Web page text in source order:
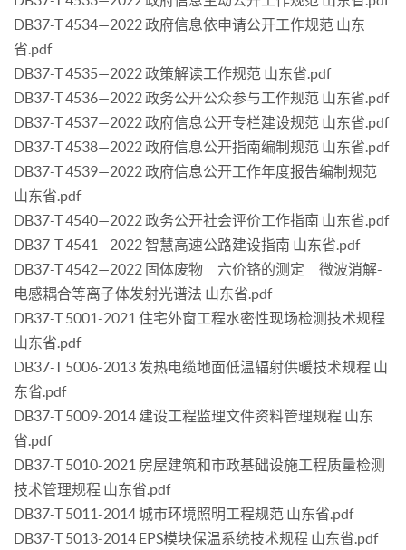
DB37-T 4534—2022 政府信息依申请公开工作规范 山东
省.pdf
DB37-T 4535—2022 政策解读工作规范 山东省.pdf
DB37-T 4536—2022 政务公开公众参与工作规范 山东省.pdf
DB37-T 4537—2022 政府信息公开专栏建设规范 山东省.pdf
DB37-T 4538—2022 政府信息公开指南编制规范 山东省.pdf
DB37-T 4539—2022 政府信息公开工作年度报告编制规范
山东省.pdf
DB37-T 4540—2022 政务公开社会评价工作指南 山东省.pdf
DB37-T 4541—2022 智慧高速公路建设指南 山东省.pdf
DB37-T 4542—2022 固体废物 六价铬的测定 微波消解-
电感耦合等离子体发射光谱法 山东省.pdf
DB37-T 5001-2021 住宅外窗工程水密性现场检测技术规程
山东省.pdf
DB37-T 5006-2013 发热电缆地面低温辐射供暖技术规程 山
东省.pdf
DB37-T 5009-2014 建设工程监理文件资料管理规程 山东
省.pdf
DB37-T 5010-2021 房屋建筑和市政基础设施工程质量检测
技术管理规程 山东省.pdf
DB37-T 5011-2014 城市环境照明工程规范 山东省.pdf
DB37-T 5013-2014 EPS模块保温系统技术规程 山东省.pdf